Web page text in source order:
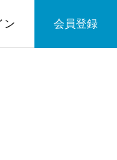
ン 会員登録